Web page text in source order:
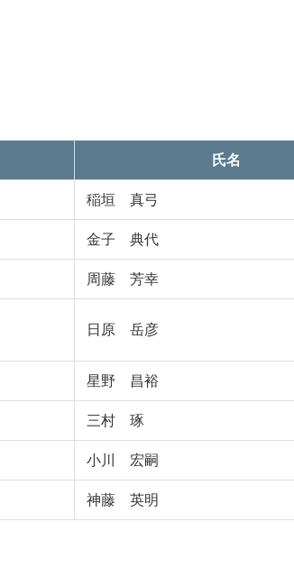
氏名
稲垣 真弓
金子 典代
周藤 芳幸
日原 岳彦
星野 昌裕
三村 琢
小川 宏嗣
神藤 英明